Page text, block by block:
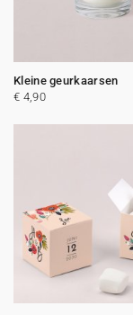
Kleine geurkaarsen
€ 4,90